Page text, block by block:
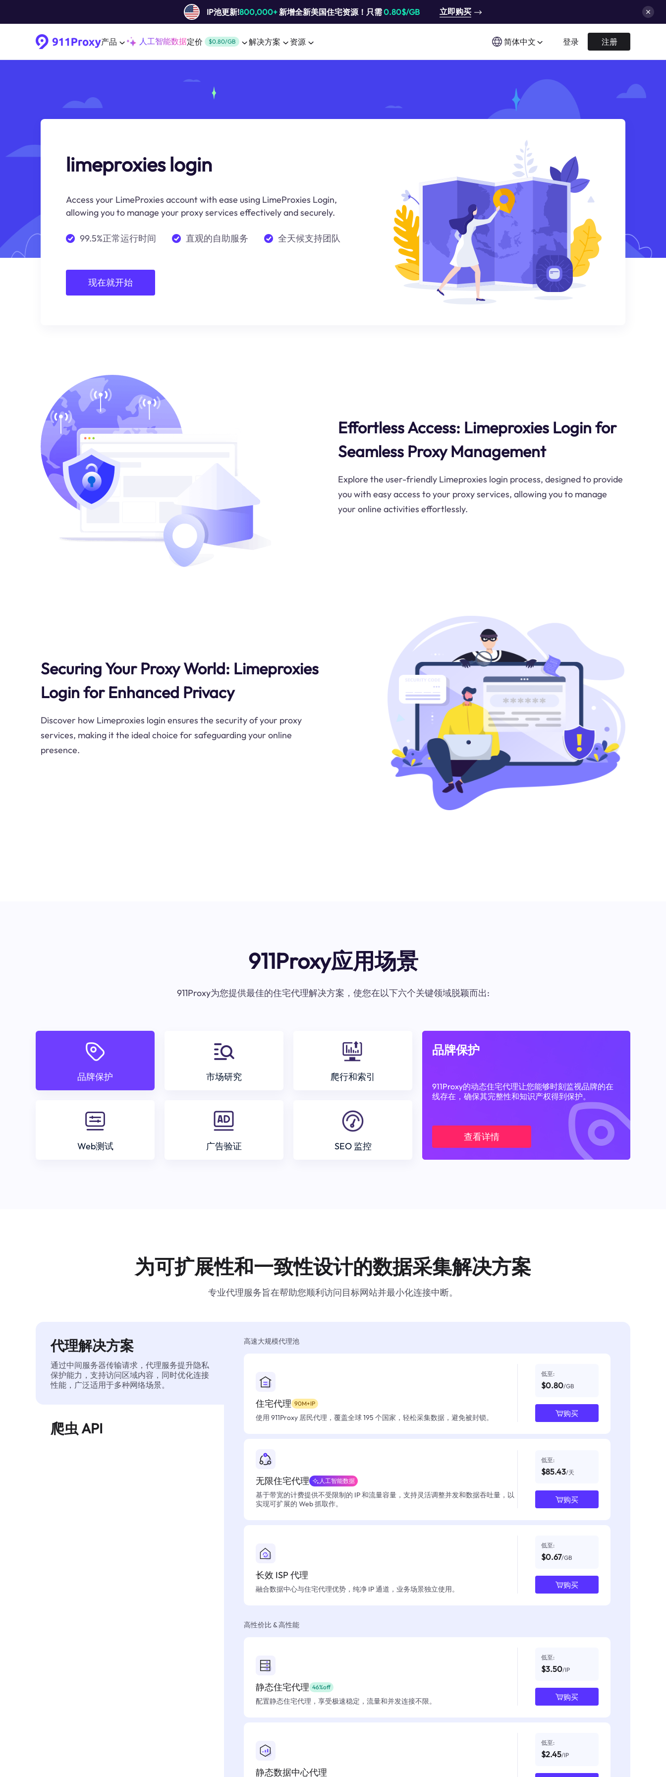
IP池更新!800,000+新增全新美国住宅资源！只需0.80$/GB 立即购买
产品 人工智能数据定价 $0.80/GB 解决方案 资源 简体中文 登录 注册
limeproxies login
Access your LimeProxies account with ease using LimeProxies Login,
allowing you to manage your proxy services effectively and securely.
99.5%正常运行时间 直观的自助服务 全天候支持团队
现在就开始
Effortless Access: Limeproxies Login for
Seamless Proxy Management
Explore the user-friendly Limeproxies login process, designed to provide
you with easy access to your proxy services, allowing you to manage
your online activities effortlessly.
Securing Your Proxy World: Limeproxies
Login for Enhanced Privacy
Discover how Limeproxies login ensures the security of your proxy
services, making it the ideal choice for safeguarding your online
presence.
911Proxy应用场景
911Proxy为您提供最佳的住宅代理解决方案，使您在以下六个关键领域脱颖而出:
品牌保护 市场研究 爬行和索引
Web测试 广告验证 SEO 监控
品牌保护
911Proxy的动态住宅代理让您能够时刻监视品牌的在
线存在，确保其完整性和知识产权得到保护。
查看详情
为可扩展性和一致性设计的数据采集解决方案
专业代理服务旨在帮助您顺利访问目标网站并最小化连接中断。
代理解决方案
通过中间服务器传输请求，代理服务提升隐私
保护能力，支持访问区域内容，同时优化连接
性能，广泛适用于多种网络场景。
爬虫 API
高速大规模代理池
住宅代理 90M+IP
使用 911Proxy 居民代理，覆盖全球 195 个国家，轻松采集数据，避免被封锁。
低至:
$0.80/GB
购买
无限住宅代理 人工智能数据
基于带宽的计费提供不受限制的 IP 和流量容量，支持灵活调整并发和数据吞吐量，以
实现可扩展的 Web 抓取作。
低至:
$85.43/天
购买
长效 ISP 代理
融合数据中心与住宅代理优势，纯净 IP 通道，业务场景独立使用。
低至:
$0.67/GB
购买
高性价比 & 高性能
静态住宅代理 46%off
配置静态住宅代理，享受极速稳定，流量和并发连接不限。
低至:
$3.50/IP
购买
静态数据中心代理
低至:
$2.45/IP